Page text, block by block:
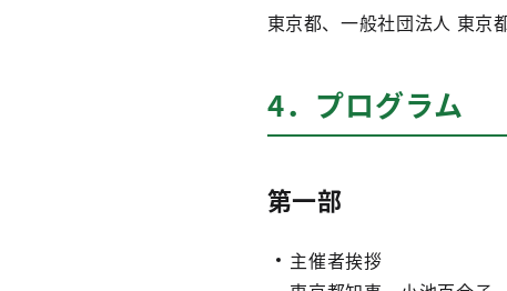
東京都、一般社団法人 東京
4．プログラム
第一部
主催者挨拶